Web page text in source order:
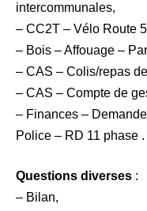
intercommunales,
– CC2T – Vélo Route
– Bois – Affouage –
– CAS – Colis/repas
– CAS – Compte de
– Finances –
Police – RD 11 phase .
Questions diverses :
– Bilan,